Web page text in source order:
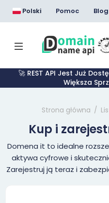
Polski Pomoc Blog
🚀 REST API Jest Już
Większa
Strona główna
Kup i
Domena it to idealne
aktywa cyfrowe i
Zarejestruj ją teraz i